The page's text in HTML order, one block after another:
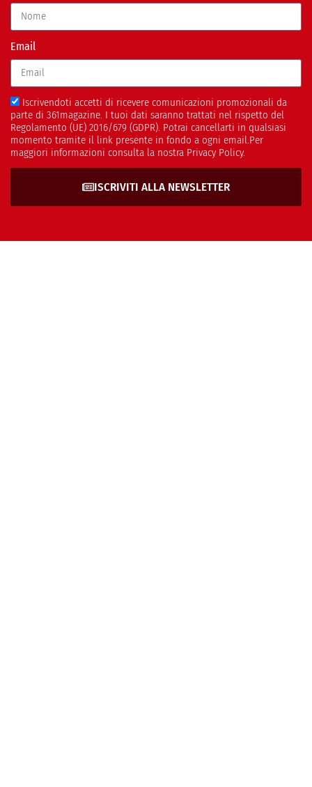
Email
Iscrivendoti accetti di ricevere comunicazioni promozionali da
parte di 361magazine. I tuoi dati saranno trattati nel rispetto del
Regolamento (UE) 2016/679 (GDPR). Potrai cancellarti in qualsiasi
momento tramite il link presente in fondo a ogni email.Per
maggiori informazioni consulta la nostra Privacy Policy.
ISCRIVITI ALLA NEWSLETTER